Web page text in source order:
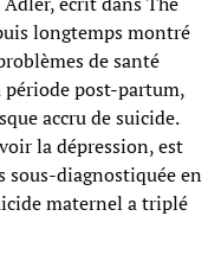
longtemps montré
de santé
période post-partum,
accru de suicide.
la dépression, est
diagnostiquée en
maternel a triplé